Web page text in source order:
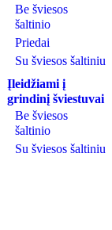
Be šviesos
šaltinio
Priedai
Su šviesos šaltiniu
Įleidžiami į
grindinį šviestuvai
Be šviesos
šaltinio
Su šviesos šaltiniu